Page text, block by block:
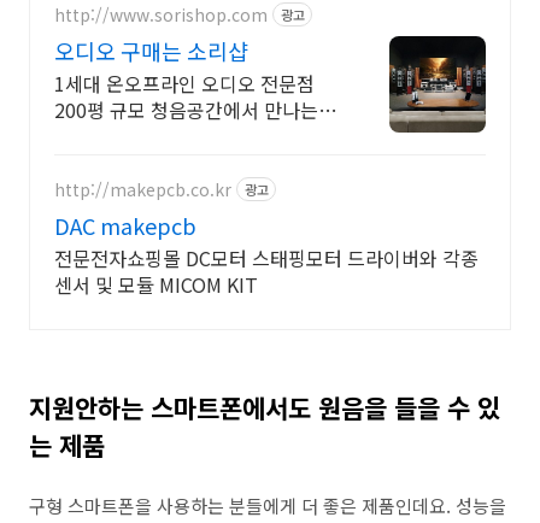
http://www.sorishop.com 광고
오디오 구매는 소리샵
1세대 온오프라인 오디오 전문점
200평 규모 청음공간에서 만나는
http://makepcb.co.kr 광고
DAC makepcb
전문전자쇼핑몰 DC모터 스태핑모터 드라이버와 각종
센서 및 모듈 MICOM KIT
지원안하는 스마트폰에서도 원음을 들을 수 있
는 제품
구형 스마트폰을 사용하는 분들에게 더 좋은 제품인데요. 성능을